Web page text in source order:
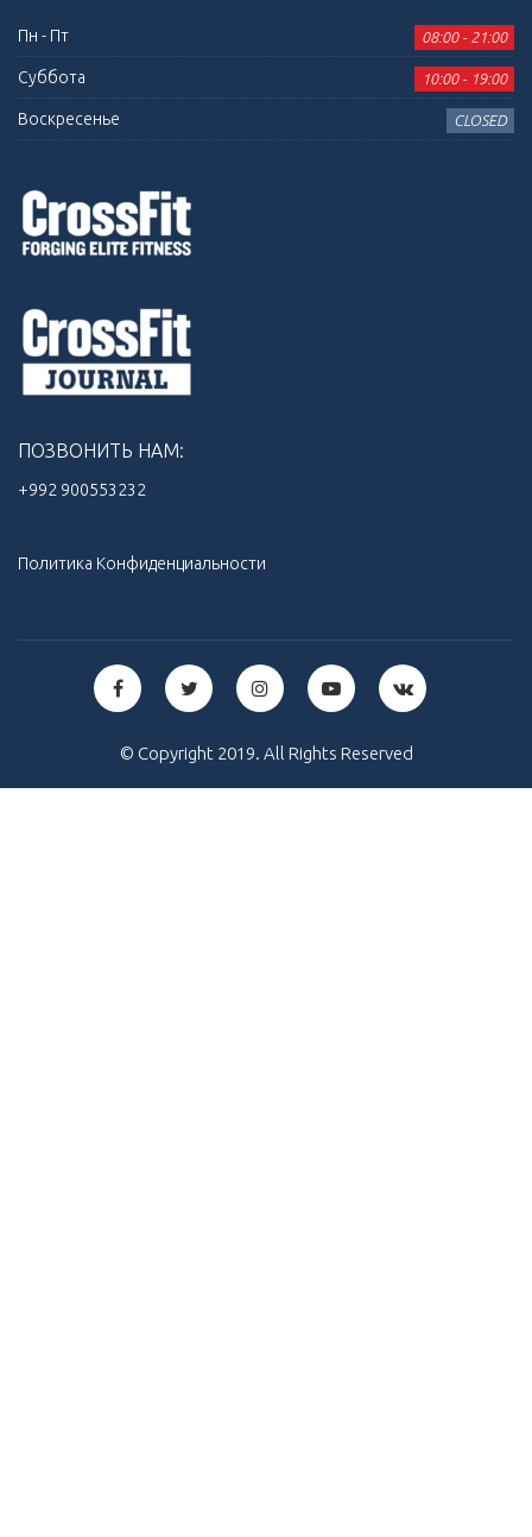
Пн - Пт 08:00 - 21:00
Суббота 10:00 - 19:00
Воскресенье CLOSED
ПОЗВОНИТЬ НАМ:
+992 900553232‬
Политика Конфиденциальности
© Copyright 2019. All Rights Reserved